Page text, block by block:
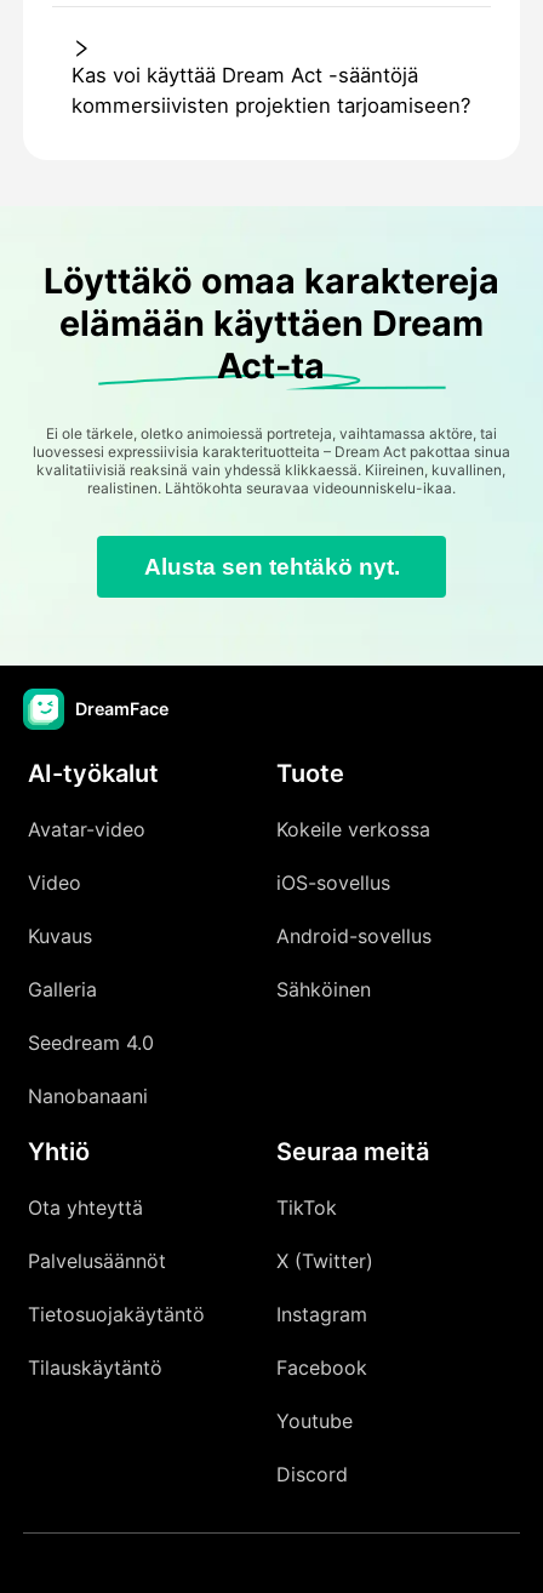
Kas voi käyttää Dream Act -sääntöjä
kommersiivisten projektien tarjoamiseen?
Löyttäkö omaa karaktereja
elämään käyttäen Dream
Act-ta
Ei ole tärkele, oletko animoiessä portreteja, vaihtamassa aktöre, tai
luovessesi expressiivisia karakterituotteita – Dream Act pakottaa sinua
kvalitatiivisiä reaksinä vain yhdessä klikkaessä. Kiireinen, kuvallinen,
realistinen. Lähtökohta seuravaa videounniskelu-ikaa.
Alusta sen tehtäkö nyt.
DreamFace
AI-työkalut
Avatar-video
Video
Kuvaus
Galleria
Seedream 4.0
Nanobanaani
Tuote
Kokeile verkossa
iOS-sovellus
Android-sovellus
Sähköinen
Yhtiö
Ota yhteyttä
Palvelusäännöt
Tietosuojakäytäntö
Tilauskäytäntö
Seuraa meitä
TikTok
X (Twitter)
Instagram
Facebook
Youtube
Discord